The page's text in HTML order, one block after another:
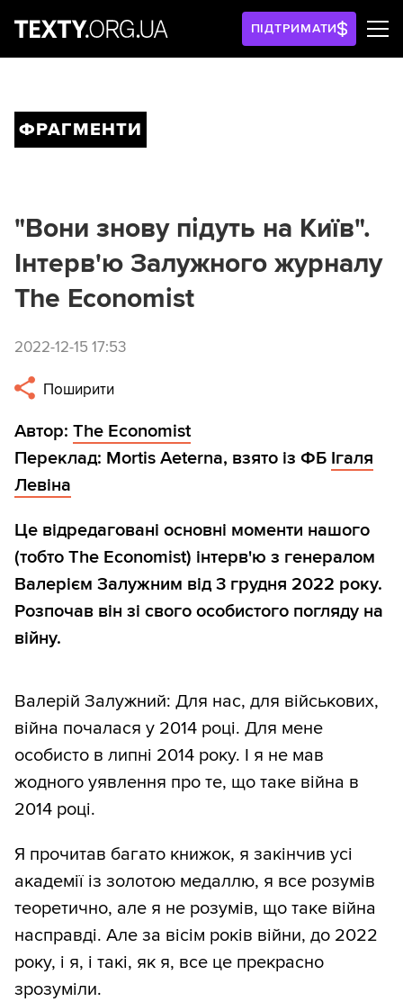
ПІДТРИМАТИ
ФРАГМЕНТИ
"Вони знову підуть на Київ".
Інтерв'ю Залужного журналу
The Economist
2022-12-15 17:53
Поширити
Автор: The Economist
Переклад: Mortis Aeterna, взято із ФБ Ігаля
Левіна
Це відредаговані основні моменти нашого
(тобто The Economist) інтерв'ю з генералом
Валерієм Залужним від 3 грудня 2022 року.
Розпочав він зі свого особистого погляду на
війну.
Валерій Залужний: Для нас, для військових,
війна почалася у 2014 році. Для мене
особисто в липні 2014 року. І я не мав
жодного уявлення про те, що таке війна в
2014 році.
Я прочитав багато книжок, я закінчив усі
академії із золотою медаллю, я все розумів
теоретично, але я не розумів, що таке війна
насправді. Але за вісім років війни, до 2022
року, і я, і такі, як я, все це прекрасно
зрозуміли.